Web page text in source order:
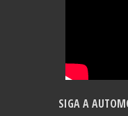
SIGA A